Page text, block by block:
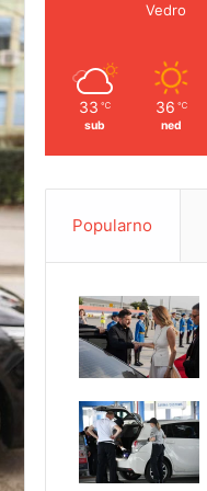
Vedro
33 ℃
sub
36 ℃
ned
Popularno